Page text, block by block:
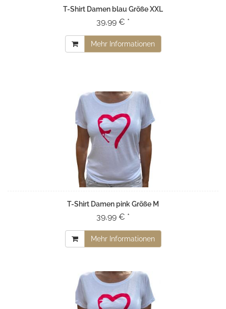
T-Shirt Damen blau Größe XXL
39,99 € *
Mehr Informationen
T-Shirt Damen pink Größe M
39,99 € *
Mehr Informationen